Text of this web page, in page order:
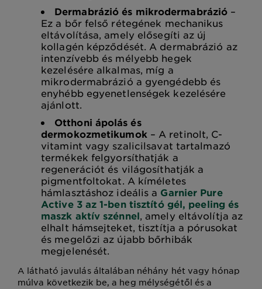
Dermabrázió és mikrodermabrázió –
Ez a bőr felső rétegének mechanikus
eltávolítása, amely elősegíti az új
kollagén képződését. A dermabrázió az
intenzívebb és mélyebb hegek
kezelésére alkalmas, míg a
mikrodermabrázió a gyengédebb és
enyhébb egyenetlenségek kezelésére
ajánlott.
Otthoni ápolás és
dermokozmetikumok– A retinolt, C-
vitamint vagy szalicilsavat tartalmazó
termékek felgyorsíthatják a
regenerációt és világosíthatják a
pigmentfoltokat. A kíméletes
hámlasztáshoz ideális a Garnier Pure
Active 3 az 1-ben tisztító gél, peeling és
maszk aktív szénnel , amely eltávolítja az
elhalt hámsejteket, tisztítja a pórusokat
és megelőzi az újabb bőrhibák
megjelenését.
A látható javulás általában néhány hét vagy hónap
múlva következik be, a heg mélységétől és a